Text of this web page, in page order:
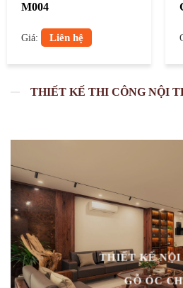
M004
Giá: Liên hệ
THIẾT KẾ THI CÔNG NỘI
THIẾT KẾ
GỖ ÓC